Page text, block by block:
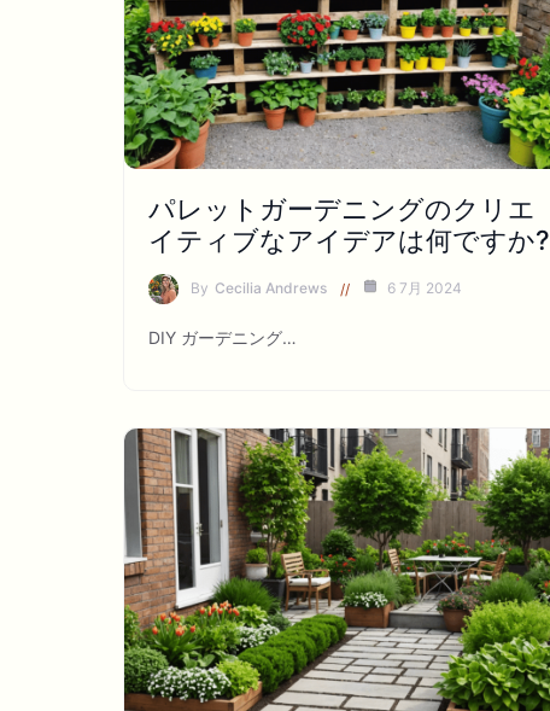
パレットガーデニングのクリエ
イティブなアイデアは何ですか?
By Cecilia Andrews 6 7月 2024
DIY ガーデニング…